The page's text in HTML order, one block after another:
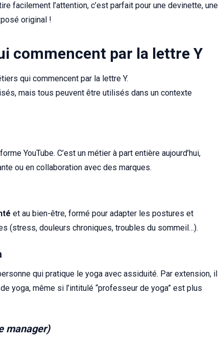
facilement l’attention, c’est parfait pour une devinette, une
original !
commencent par la lettre Y
qui commencent par la lettre Y.
mais tous peuvent être utilisés dans un contexte
YouTube. C’est un métier à part entière aujourd’hui,
ou en collaboration avec des marques.
et au bien-être, formé pour adapter les postures et
(stress, douleurs chroniques, troubles du sommeil…).
qui pratique le yoga avec assiduité. Par extension, il
yoga, même si l’intitulé “professeur de yoga” est plus
manager)